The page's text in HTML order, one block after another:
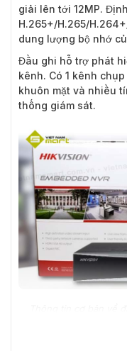
giải lên tới 12MP.
H.265+/H.265/
dung lượng bộ nhớ
Đầu ghi hỗ trợ phát
kênh. Có 1 kênh
khuôn mặt và nhiều
thống giám sát.
Đây là giải pháp